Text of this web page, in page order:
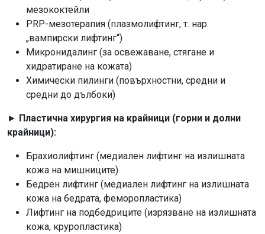
мезококтейли
PRP-мезотерапия (плазмолифтинг, т. нар.
„вампирски лифтинг“)
Микронидалинг (за освежаване, стягане и
хидратиране на кожата)
Химически пилинги (повърхностни, средни и
средни до дълбоки)
► Пластична хирургия на крайници (горни и долни
крайници):
Брахиолифтинг (медиален лифтинг на излишната
кожа на мишниците)
Бедрен лифтинг (медиален лифтинг на излишната
кожа на бедрата, феморопластика)
Лифтинг на подбедриците (изрязване на излишната
кожа, круропластика)